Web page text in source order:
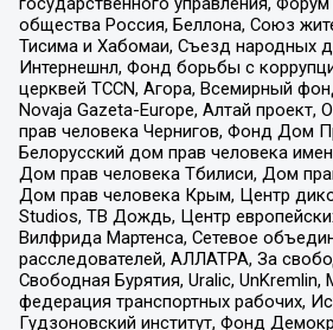
общества Россия, Беллона, Союз
Тисима и Хабомаи, Съезд народных
Интернешнл, Фонд борьбы с
церквей TCCN, Агора, Всемирный
Novaja Gazeta-Europe, Алтай проект,
прав человека Чернигов, Фонд Дом
Белорусский дом прав человека
Дом прав человека Тбилиси, Дом
Дом прав человека Крым, Центр
Studios, ТВ Дождь, Центр
Вилфрида Мартенса, Сетевое
расследователей, АЛЛАТРА, За
Свободная Бурятия, Uralic,
федерация транспортных рабочих,
Гудзоновский институт, Фонд